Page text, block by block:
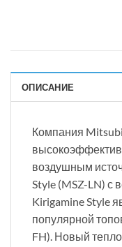
ОПИСАНИЕ
Компания
воздушным
Style (MSZ-LN) с
Kirigamine Style
популярной
FH). Новый